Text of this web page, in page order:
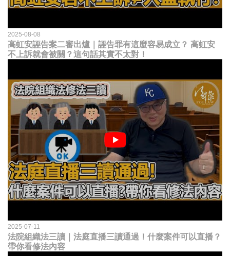
2025-08-08
高虹安誣告案二審出爐｜誣告罪有這麼容易成立？ 高虹安
不上訴就會被關？這句話其實不太對！
2025-07-11
法院組織法三讀｜法庭直播三讀通過！什麼案件可以直播？
帶你看修法內容